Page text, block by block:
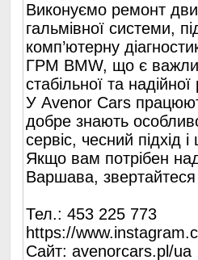
Виконуємо ремонт
гальмівної системи,
комп’ютерну
ГРМ BMW, що є
стабільної та
У Avenor Cars
добре знають
сервіс, чесний підхід
Якщо вам потрібен
Варшава,
Тел.: 453 225 773
https://
Сайт: avenorcars.pl/ua